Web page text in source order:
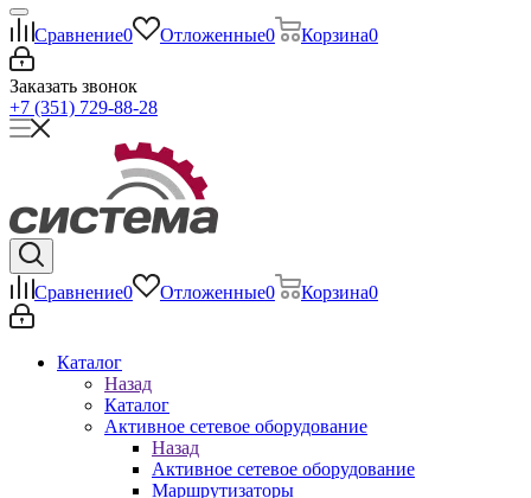
Сравнение0 Отложенные0 Корзина0
Заказать звонок
+7 (351) 729-88-28
Сравнение0 Отложенные0 Корзина0
Каталог
Назад
Каталог
Активное сетевое оборудование
Назад
Активное сетевое оборудование
Маршрутизаторы